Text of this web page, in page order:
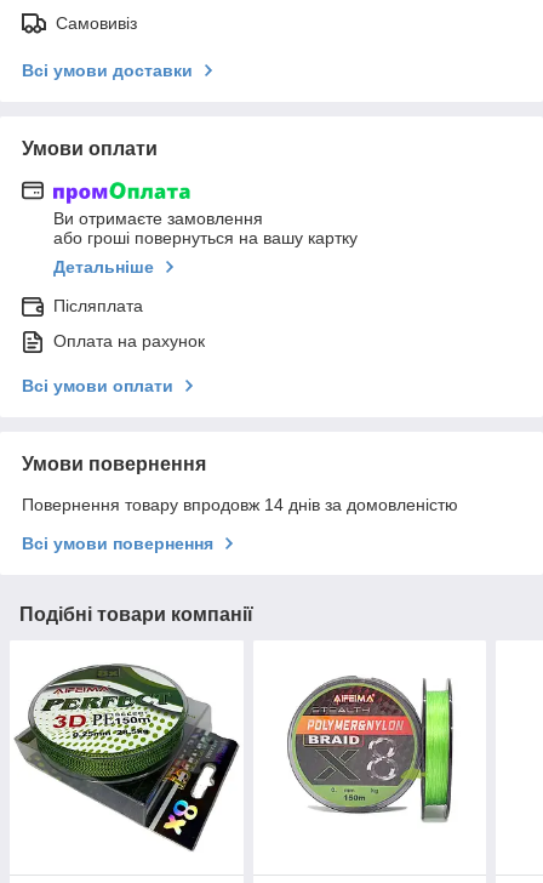
Самовивіз
Всі умови доставки
Умови оплати
Ви отримаєте замовлення
або гроші повернуться на вашу картку
Детальніше
Післяплата
Оплата на рахунок
Всі умови оплати
Умови повернення
Повернення товару впродовж 14 днів за домовленістю
Всі умови повернення
Подібні товари компанії